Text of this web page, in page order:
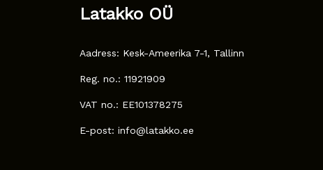
Latakko OÜ
Aadress: Kesk-Ameerika 7-1, Tallinn
Reg. no.: 11921909
VAT no.: EE101378275
E-post: info@latakko.ee